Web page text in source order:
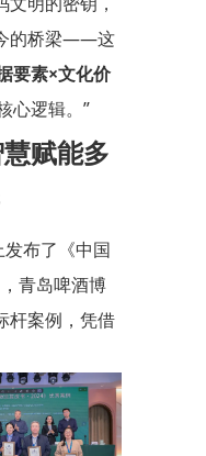
的桥梁——这
要素×文化价
心逻辑。”
赋能多
布了《中国
青岛啤酒博
杆案例，凭借